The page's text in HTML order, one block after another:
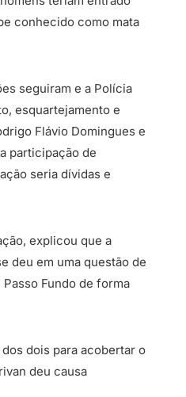
conhecido como mata
seguiram e a Polícia
esquartejamento e
Flávio Domingues e
participação de
seria dívidas e
explicou que a
deu em uma questão de
Fundo de forma
dois para acobertar o
deu causa